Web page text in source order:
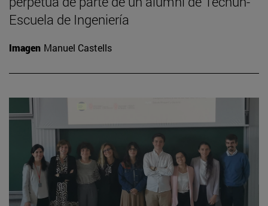
Escuela de Ingeniería
Imagen Manuel Castells